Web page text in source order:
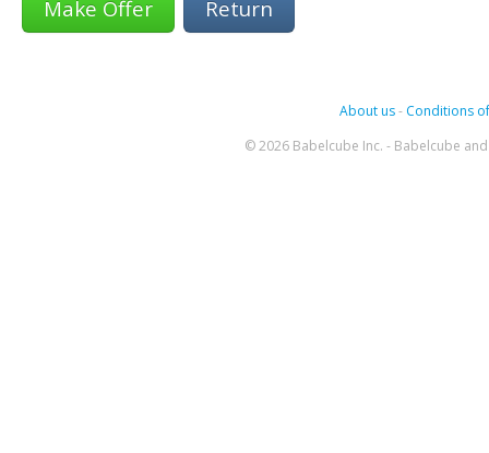
Return
About us- Conditions
© 2026 Babelcube Inc. - Babelcube